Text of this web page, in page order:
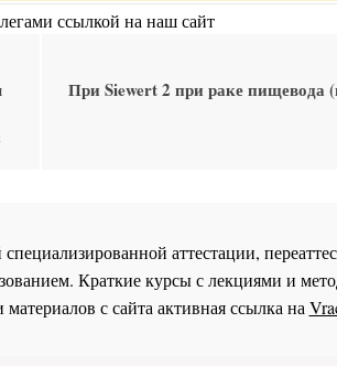
ссылкой на наш сайт
При Siewert 2 при раке пищевода
аттестации,
Краткие курсы с лекциями и
с сайта активная ссылка на